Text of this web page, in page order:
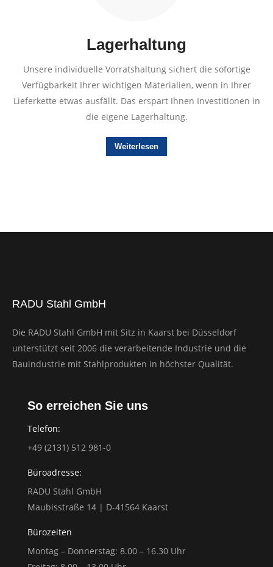
Lagerhaltung
Unsere individuelle Vorratshaltung sichert die sofortige
Verfügbarkeit Ihrer wichtigen Materialien, wenn in Ihrer
Lieferkette etwas ausfällt. Das erspart Ihnen Investitionen in
die eigene Lagerhaltung.
Weiterlesen
RADU Stahl GmbH
Die RADU Stahl GmbH mit Sitz in Kaarst bei Düsseldorf
unterstützt seit 2006 die verarbeitende Industrie und die
Bauindustrie mit Stahlprodukten in höchster Qualität.
So erreichen Sie uns
Telefon:
+49 (2131) 512 981-0
Büroadresse:
RADU Stahl GmbH
Maubisstraße 14 | D-41564 Kaarst
Bürozeiten
Montag – Donnerstag: 8.00 – 16.30 Uhr